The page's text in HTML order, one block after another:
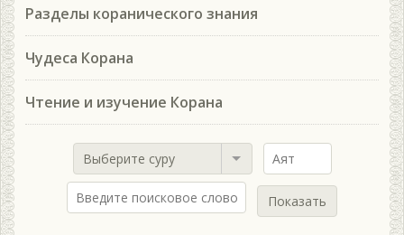
Разделы коранического знания
Чудеса Корана
Чтение и изучение Корана
Выберите суру
Показать